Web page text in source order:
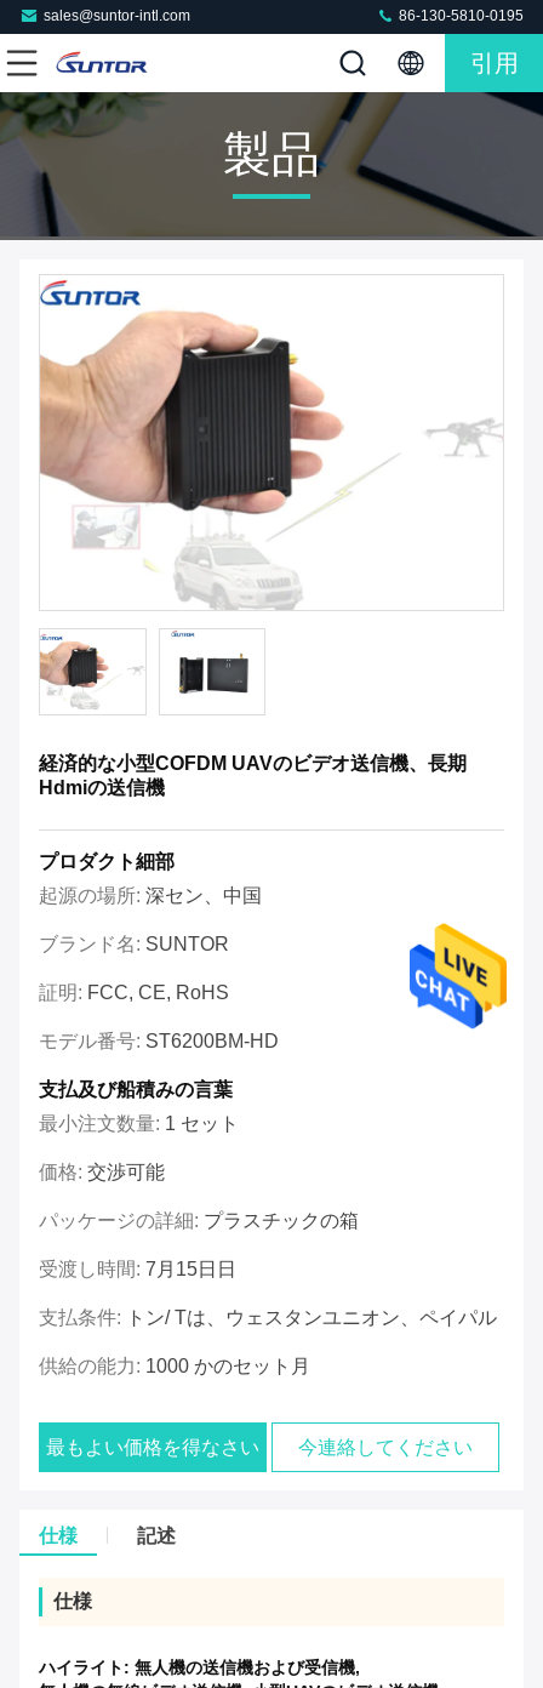
sales@suntor-intl.com 86-130-5810-0195
引用
製品
経済的な小型COFDM UAVのビデオ送信機、長期
Hdmiの送信機
プロダクト細部
起源の場所: 深セン、中国
ブランド名: SUNTOR
証明: FCC, CE, RoHS
モデル番号: ST6200BM-HD
支払及び船積みの言葉
最小注文数量: 1 セット
価格: 交渉可能
パッケージの詳細: プラスチックの箱
受渡し時間: 7月15日日
支払条件: トン/ Tは、ウェスタンユニオン、ペイパル
供給の能力: 1000 かのセット月
最もよい価格を得なさい 今連絡してください
仕様 記述
仕様
ハイライト: 無人機の送信機および受信機,